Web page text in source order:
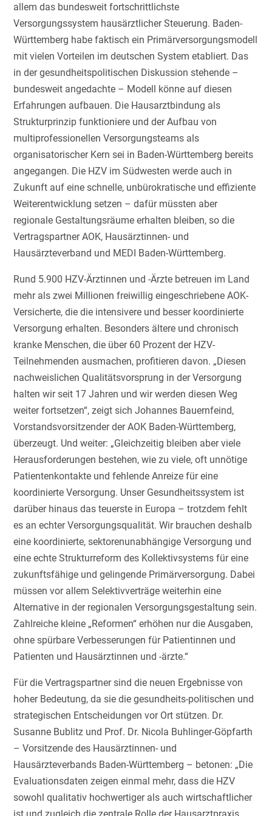
allem das bundesweit fortschrittlichste
Versorgungssystem hausärztlicher Steuerung. Baden-
Württemberg habe faktisch ein Primärversorgungsmodell
mit vielen Vorteilen im deutschen System etabliert. Das
in der gesundheitspolitischen Diskussion stehende –
bundesweit angedachte – Modell könne auf diesen
Erfahrungen aufbauen. Die Hausarztbindung als
Strukturprinzip funktioniere und der Aufbau von
multiprofessionellen Versorgungsteams als
organisatorischer Kern sei in Baden-Württemberg bereits
angegangen. Die HZV im Südwesten werde auch in
Zukunft auf eine schnelle, unbürokratische und effiziente
Weiterentwicklung setzen – dafür müssten aber
regionale Gestaltungsräume erhalten bleiben, so die
Vertragspartner AOK, Hausärztinnen- und
Hausärzteverband und MEDI Baden-Württemberg.
Rund 5.900 HZV-Ärztinnen und -Ärzte betreuen im Land
mehr als zwei Millionen freiwillig eingeschriebene AOK-
Versicherte, die die intensivere und besser koordinierte
Versorgung erhalten. Besonders ältere und chronisch
kranke Menschen, die über 60 Prozent der HZV-
Teilnehmenden ausmachen, profitieren davon. „Diesen
nachweislichen Qualitätsvorsprung in der Versorgung
halten wir seit 17 Jahren und wir werden diesen Weg
weiter fortsetzen“, zeigt sich Johannes Bauernfeind,
Vorstandsvorsitzender der AOK Baden-Württemberg,
überzeugt. Und weiter: „Gleichzeitig bleiben aber viele
Herausforderungen bestehen, wie zu viele, oft unnötige
Patientenkontakte und fehlende Anreize für eine
koordinierte Versorgung. Unser Gesundheitssystem ist
darüber hinaus das teuerste in Europa – trotzdem fehlt
es an echter Versorgungsqualität. Wir brauchen deshalb
eine koordinierte, sektorenunabhängige Versorgung und
eine echte Strukturreform des Kollektivsystems für eine
zukunftsfähige und gelingende Primärversorgung. Dabei
müssen vor allem Selektivverträge weiterhin eine
Alternative in der regionalen Versorgungsgestaltung sein.
Zahlreiche kleine „Reformen“ erhöhen nur die Ausgaben,
ohne spürbare Verbesserungen für Patientinnen und
Patienten und Hausärztinnen und -ärzte.“
Für die Vertragspartner sind die neuen Ergebnisse von
hoher Bedeutung, da sie die gesundheits-politischen und
strategischen Entscheidungen vor Ort stützen. Dr.
Susanne Bublitz und Prof. Dr. Nicola Buhlinger-Göpfarth
– Vorsitzende des Hausärztinnen- und
Hausärzteverbands Baden-Württemberg – betonen: „Die
Evaluationsdaten zeigen einmal mehr, dass die HZV
sowohl qualitativ hochwertiger als auch wirtschaftlicher